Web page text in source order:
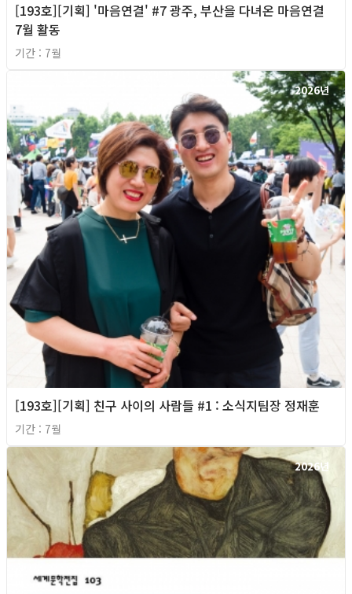
[193호][기획] '마음연결' #7 광주, 부산을 다녀온 마음연결
7월 활동
기간 : 7월
2026년
[193호][기획] 친구 사이의 사람들 #1 : 소식지팀장 정재훈
기간 : 7월
2026년